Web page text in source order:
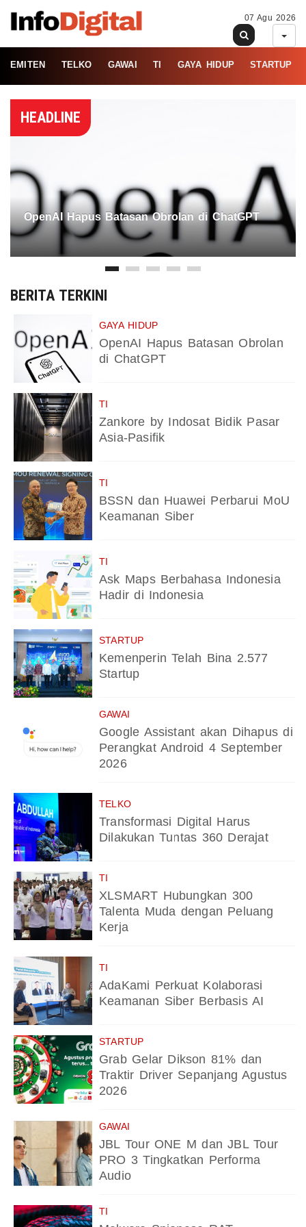
07 Agu 2026
EMITEN TELKO GAWAI TI GAYA HIDUP STARTUP
HEADLINE
OpenAI Hapus Batasan Obrolan di ChatGPT
BERITA TERKINI
GAYA HIDUP
OpenAI Hapus Batasan Obrolan
di ChatGPT
TI
Zankore by Indosat Bidik Pasar
Asia-Pasifik
TI
BSSN dan Huawei Perbarui MoU
Keamanan Siber
TI
Ask Maps Berbahasa Indonesia
Hadir di Indonesia
STARTUP
Kemenperin Telah Bina 2.577
Startup
GAWAI
Google Assistant akan Dihapus di
Perangkat Android 4 September
2026
TELKO
Transformasi Digital Harus
Dilakukan Tuntas 360 Derajat
TI
XLSMART Hubungkan 300
Talenta Muda dengan Peluang
Kerja
TI
AdaKami Perkuat Kolaborasi
Keamanan Siber Berbasis AI
STARTUP
Grab Gelar Dikson 81% dan
Traktir Driver Sepanjang Agustus
2026
GAWAI
JBL Tour ONE M dan JBL Tour
PRO 3 Tingkatkan Performa
Audio
TI